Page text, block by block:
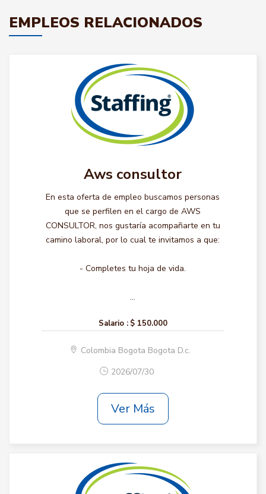
EMPLEOS RELACIONADOS
Aws consultor
En esta oferta de empleo buscamos personas
que se perfilen en el cargo de AWS
CONSULTOR, nos gustaría acompañarte en tu
camino laboral, por lo cual te invitamos a que:
- Completes tu hoja de vida.
...
Salario : $ 150.000
Colombia Bogota Bogota D.c.
2026/07/30
Ver Más